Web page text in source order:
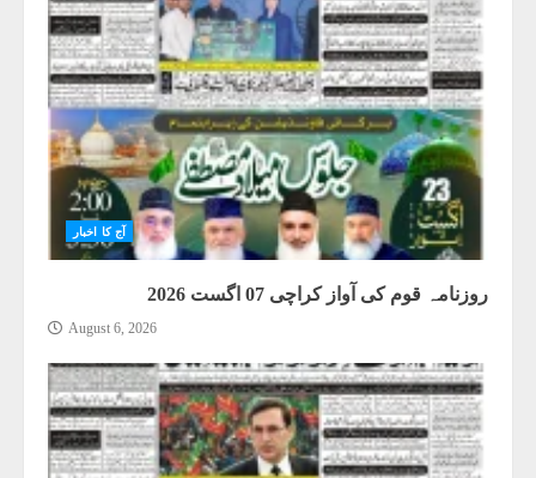
آج کا اخبار
روزنامہ قوم کی آواز کراچی 07 اگست 2026
August 6, 2026